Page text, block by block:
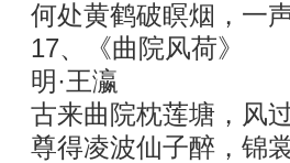
何处黄鹤破瞑烟，一
17、《曲院风荷》
明·王瀛
古来曲院枕莲塘，风
尊得凌波仙子醉，锦